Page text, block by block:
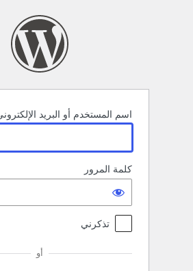
اسم المستخدم أو البريد
كلمة المرور
تذكرني
أو